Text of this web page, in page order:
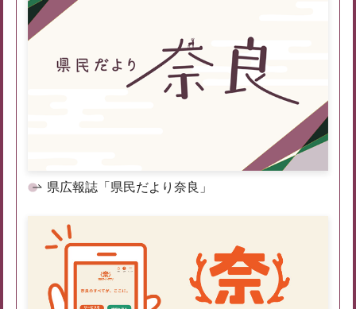
県広報誌「県民だより奈良」